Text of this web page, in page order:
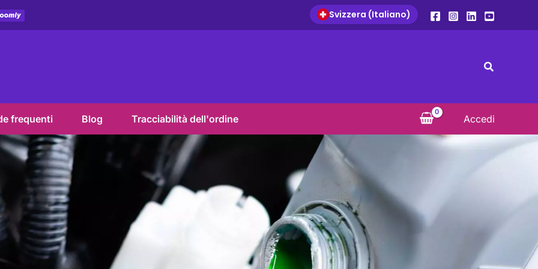
Svizzera (Italiano)
Search
frequenti Blog Tracciabilità dell'ordine Accedi